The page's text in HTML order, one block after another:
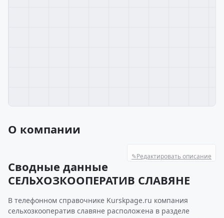
О компании
✎Редактировать описание
Сводные данные
СЕЛЬХОЗКООПЕРАТИВ СЛАВЯНЕ
В телефонном справочнике Kurskpage.ru компания
сельхозкооператив славяне расположена в разделе